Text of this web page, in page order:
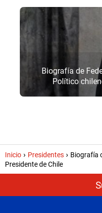
Biografía de
Político
Inicio Presidentes
Biografía
Presidente de Chile